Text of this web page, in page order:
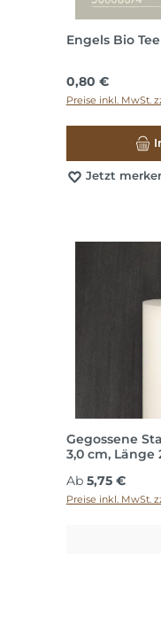
Engels Bio
Regulärer Preis:
0,80 €
Preise inkl. MwSt.
Jetzt
Gegossene
3,0 cm, Länge
Regulärer Preis:
Ab 5,75 €
Preise inkl. MwSt.